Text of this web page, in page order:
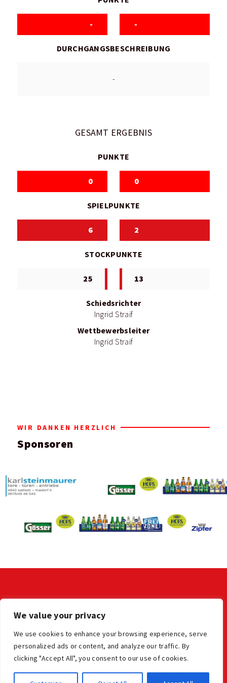
We value your privacy
We use cookies to enhance your browsing experience, serve
personalized ads or content, and analyze our traffic. By
clicking "Accept All", you consent to our use of cookies.
- -
DURCHGANGSBESCHREIBUNG
-
GESAMT ERGEBNIS
PUNKTE
0 0
SPIELPUNKTE
6 2
STOCKPUNKTE
25 13
Schiedsrichter
Ingrid Straif
Wettbewerbsleiter
Ingrid Straif
WIR DANKEN HERZLICH
Sponsoren
LV der OÖ Stocksportler
office@ooe-stocksport.at
Impressum Datenschutz
© Oberösterreichischer Stocksportverband